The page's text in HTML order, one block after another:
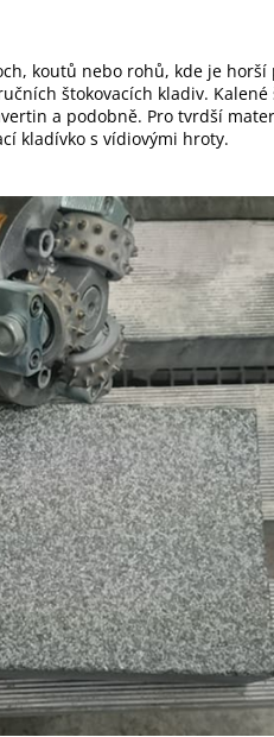
koutů nebo rohů, kde je
štokovacích kladiv.
a podobně. Pro tvrdší
kladívko s vídiovými hroty.